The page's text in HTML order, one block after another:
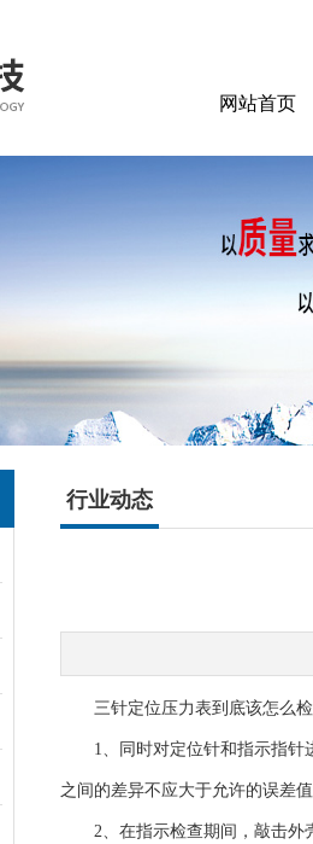
网站首页
行业动态
三针定位压力表到底该怎么检
1、同时对定位针和指示指针进
之间的差异不应大于允许的误差值
2、在指示检查期间，敲击外壳